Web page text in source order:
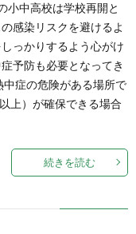
小中高校は学校再開と
感染リスクを避けるよ
っかりするよう心がけ
予防も必要となってき
中症の危険がある場所で
上）が確保できる場合
続きを読む